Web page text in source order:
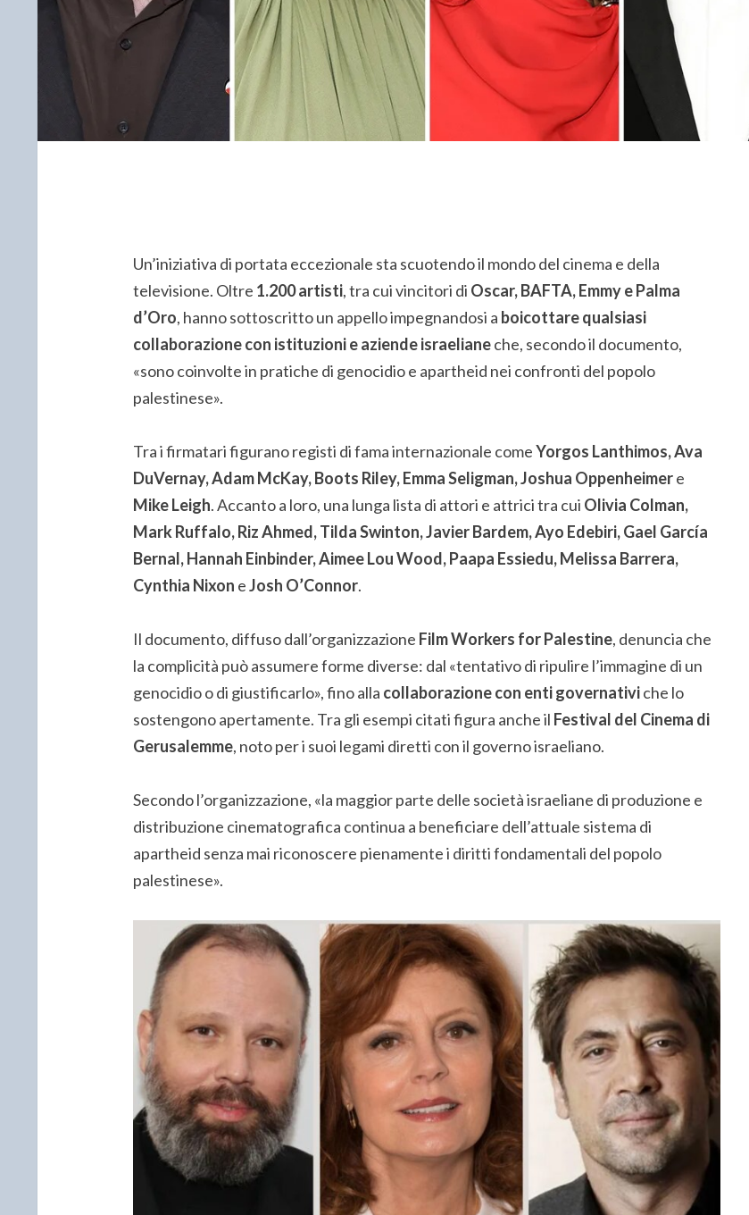
Un’iniziativa di portata eccezionale sta scuotendo il mondo del cinema e della
televisione. Oltre 1.200 artisti, tra cui vincitori di Oscar, BAFTA, Emmy e Palma
d’Oro, hanno sottoscritto un appello impegnandosi a boicottare qualsiasi
collaborazione con istituzioni e aziende israelianeche, secondo il documento,
«sono coinvolte in pratiche di genocidio e apartheid nei confronti del popolo
palestinese».
Tra i firmatari figurano registi di fama internazionale comeYorgos Lanthimos, Ava
DuVernay, Adam McKay, Boots Riley, Emma Seligman, Joshua Oppenheimere
Mike Leigh. Accanto a loro, una lunga lista di attori e attrici tra cui Olivia Colman,
Mark Ruffalo, Riz Ahmed, Tilda Swinton, Javier Bardem, Ayo Edebiri, Gael García
Bernal, Hannah Einbinder, Aimee Lou Wood, Paapa Essiedu, Melissa Barrera,
Cynthia Nixon eJosh O’Connor.
Il documento, diffuso dall’organizzazione Film Workers for Palestine, denuncia che
la complicità può assumere forme diverse: dal «tentativo di ripulire l’immagine di un
genocidio o di giustificarlo», fino alla collaborazione con enti governativiche lo
sostengono apertamente. Tra gli esempi citati figura anche il Festival del Cinema di
Gerusalemme, noto per i suoi legami diretti con il governo israeliano.
Secondo l’organizzazione, «la maggior parte delle società israeliane di produzione e
distribuzione cinematografica continua a beneficiare dell’attuale sistema di
apartheid senza mai riconoscere pienamente i diritti fondamentali del popolo
palestinese».